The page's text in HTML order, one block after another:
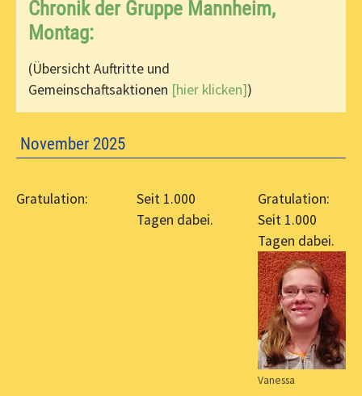
Chronik der Gruppe Mannheim,
Montag:
(Übersicht Auftritte und
Gemeinschaftsaktionen [hier klicken])
November 2025
Gratulation:
Seit 1.000
Tagen dabei.
Vanessa
Gratulation:
Seit 1.000
Tagen dabei.